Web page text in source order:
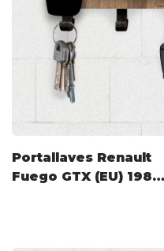
Portallaves Renault
Fuego GTX (EU) 1984